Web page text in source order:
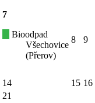
7
Bioodpad
Všechovice
(Přerov)
8 9
14 15 16
21